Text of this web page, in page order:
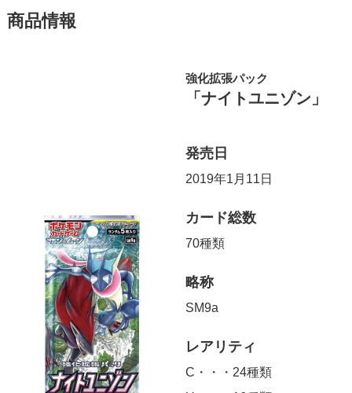
商品情報
強化拡張パック
「ナイトユニゾン」
発売日
2019年1月11日
カード総数
70種類
略称
SM9a
レアリティ
C・・・24種類